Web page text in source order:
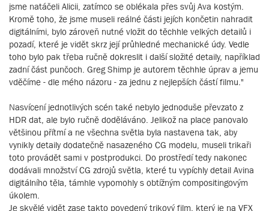
jsme natáčeli Alicii, zatímco se oblékala přes svůj Ava kostým.
Kromě toho, že jsme museli reálné části jejích končetin nahradit
digitálními, bylo zároveň nutné vložit do těchhle velkých detailů i
pozadí, které je vidět skrz její průhledné mechanické údy. Vedle
toho bylo pak třeba ručně dokreslit i další složité detaily, například
zadní část punčoch. Greg Shimp je autorem těchhle úprav a jemu
vděčíme - dle mého názoru - za jednu z nejlepších částí filmu."
Nasvícení jednotlivých scén také nebylo jednoduše převzato z
HDR dat, ale bylo ručně doděláváno. Jelikož na place panovalo
většinou přítmí a ne všechna světla byla nastavena tak, aby
vynikly detaily dodatečně nasazeného CG modelu, museli trikaři
toto provádět sami v postprodukci. Do prostředí tedy nakonec
dodávali množství CG zdrojů světla, které tu vypíchly detail Avina
digitálního těla, támhle vypomohly s obtížným compositingovým
úkolem.
Je skvělé vidět zase takto povedený trikový film, který je na VFX